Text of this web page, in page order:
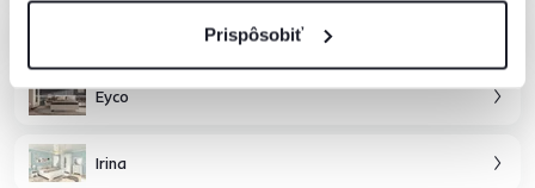
Prispôsobiť
Eyco
Irina